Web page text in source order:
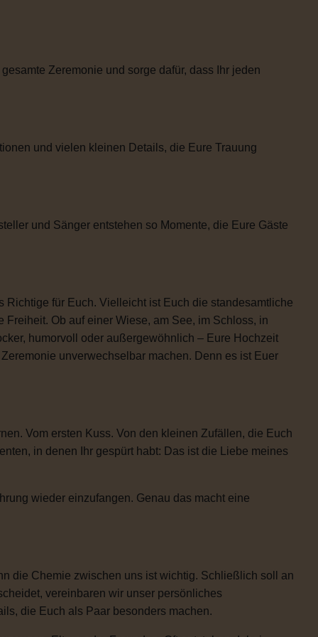
Zeremonie und sorge dafür, dass Ihr jeden
und vielen kleinen Details, die Eure Trauung
und Sänger entstehen so Momente, die Eure Gäste
für Euch. Vielleicht ist Euch die standesamtliche
Ob auf einer Wiese, am See, im Schloss, in
humorvoll oder außergewöhnlich – Eure Hochzeit
unverwechselbar machen. Denn es ist Euer
Vom ersten Kuss. Von den kleinen Zufällen, die Euch
in denen Ihr gespürt habt: Das ist die Liebe meines
wieder einzufangen. Genau das macht eine
die Chemie zwischen uns ist wichtig. Schließlich soll an
vereinbaren wir unser persönliches
die Euch als Paar besonders machen.